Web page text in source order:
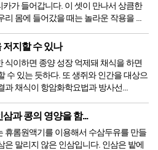
카가 들어갑니다. 이 셋이 만나서 상큼한
리 몸에 들어갔을 때는 놀라운 작용을 ...
저지할 수 있나
식이하면 종양 성장 억제돼 채식을 하면
수 있는 듯하다. 또 생쥐와 인간을 대상으
과 채식이 항암화학요법과 방사선...
삼과 콩의 영양을 함...
휴롬원액기를 이용해서 수삼두유를 만들
은 말리지 않은 인삼입니다. 인삼은 밭에